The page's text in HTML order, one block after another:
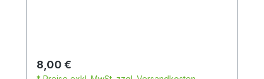
Regulärer Preis:
8,00 €